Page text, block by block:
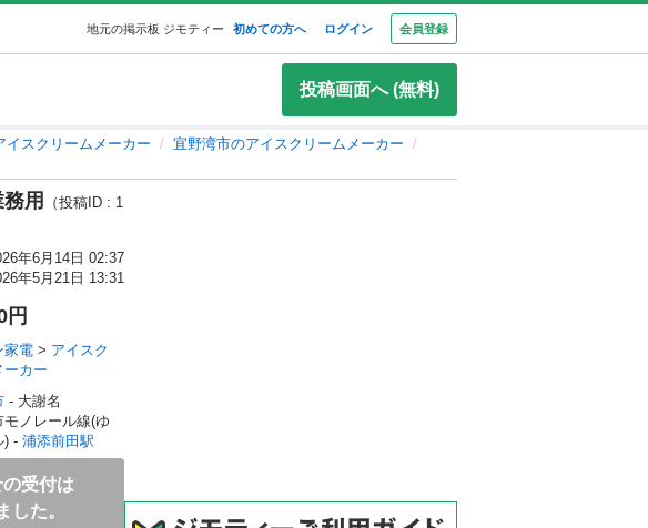
地元の掲示板 ジモティー 初めての方へ ログイン 会員登録
投稿画面へ (無料)
イスクリームメーカー
宜野湾市のアイスクリームメーカー
用
（投稿ID : 1
年6月14日 02:37
年5月21日 13:31
円
家電 > アイスク
ーカー
- 大謝名
モノレール線(ゆ
) - 浦添前田駅
受付は
した。